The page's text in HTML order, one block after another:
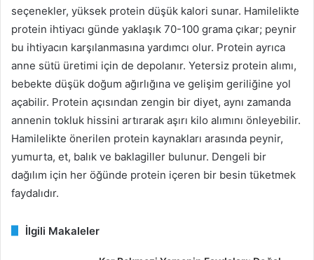
seçenekler, yüksek protein düşük kalori sunar. Hamilelikte
protein ihtiyacı günde yaklaşık 70-100 grama çıkar; peynir
bu ihtiyacın karşılanmasına yardımcı olur. Protein ayrıca
anne sütü üretimi için de depolanır. Yetersiz protein alımı,
bebekte düşük doğum ağırlığına ve gelişim geriliğine yol
açabilir. Protein açısından zengin bir diyet, aynı zamanda
annenin tokluk hissini artırarak aşırı kilo alımını önleyebilir.
Hamilelikte önerilen protein kaynakları arasında peynir,
yumurta, et, balık ve baklagiller bulunur. Dengeli bir
dağılım için her öğünde protein içeren bir besin tüketmek
faydalıdır.
İlgili Makaleler